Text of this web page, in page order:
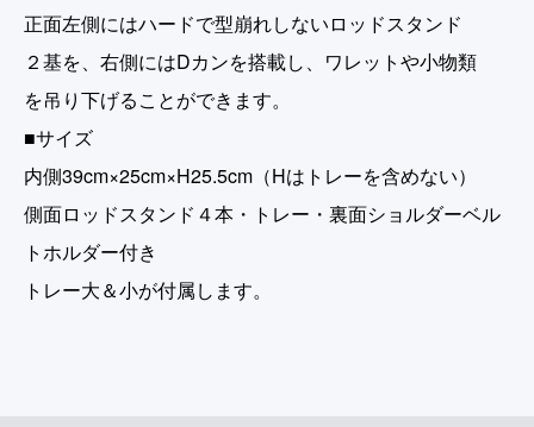
正面左側にはハードで型崩れしないロッドスタンド
２基を、右側にはDカンを搭載し、ワレットや小物類
を吊り下げることができます。
■サイズ
内側39cm×25cm×H25.5cm（Hはトレーを含めない）
側面ロッドスタンド４本・トレー・裏面ショルダーベル
トホルダー付き
トレー大＆小が付属します。